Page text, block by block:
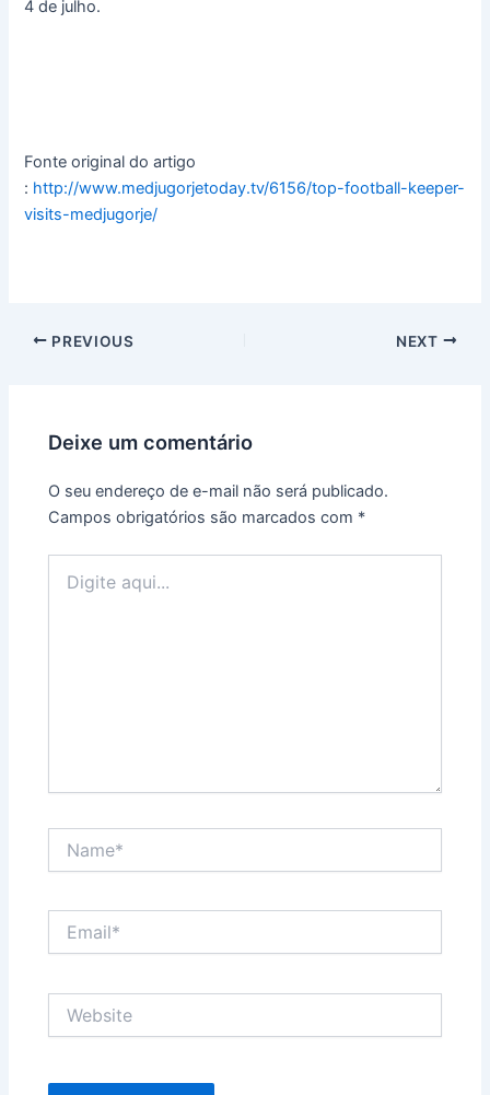
4 de julho.
Fonte original do artigo
: http://www.medjugorjetoday.tv/6156/top-football-keeper-
visits-medjugorje/
PREVIOUS NEXT
Deixe um comentário
O seu endereço de e-mail não será publicado.
Campos obrigatórios são marcados com *
aqui...